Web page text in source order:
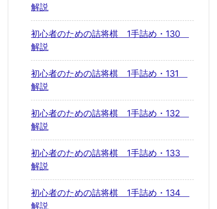
解説
初心者のための詰将棋 1手詰め・130
解説
初心者のための詰将棋 1手詰め・131
解説
初心者のための詰将棋 1手詰め・132
解説
初心者のための詰将棋 1手詰め・133
解説
初心者のための詰将棋 1手詰め・134
解説